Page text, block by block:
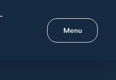
Menu